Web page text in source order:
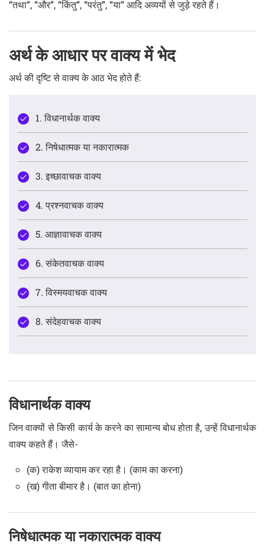
“तथा”, “और”, “किंतु”, “परंतु”, “या” आदि अव्ययों से जुड़े रहते हैं।
अर्थ के आधार पर वाक्य में भेद
अर्थ की दृष्टि से वाक्य के आठ भेद होते हैं:
1. विधानार्थक वाक्य
2. निषेधात्मक या नकारात्मक
3. इच्छावाचक वाक्य
4. प्रश्नवाचक वाक्य
5. आज्ञावाचक वाक्य
6. संकेतवाचक वाक्य
7. विस्मयवाचक वाक्य
8. संदेहवाचक वाक्य
विधानार्थक वाक्य
जिन वाक्यों से किसी कार्य के करने का सामान्य बोध होता है, उन्हें विधानार्थक
वाक्य कहते हैं। जैसे-
(क) राकेश व्यायाम कर रहा है। (काम का करना)
(ख) गीता बीमार है। (बात का होना)
निषेधात्मक या नकारात्मक वाक्य